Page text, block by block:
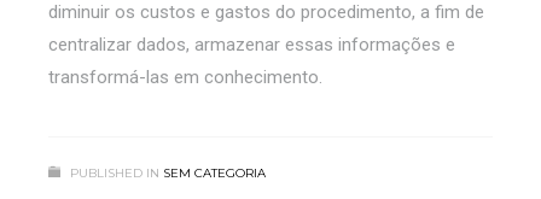
diminuir os custos e gastos do procedimento, a fim de
centralizar dados, armazenar essas informações e
transformá-las em conhecimento.
PUBLISHED IN SEM CATEGORIA